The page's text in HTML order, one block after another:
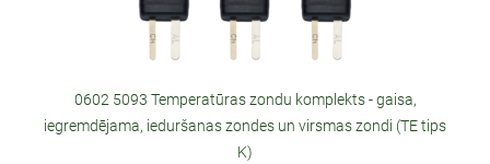
0602 5093 Temperatūras zondu komplekts - gaisa,
iegremdējama, ieduršanas zondes un virsmas zondi (TE tips
K)